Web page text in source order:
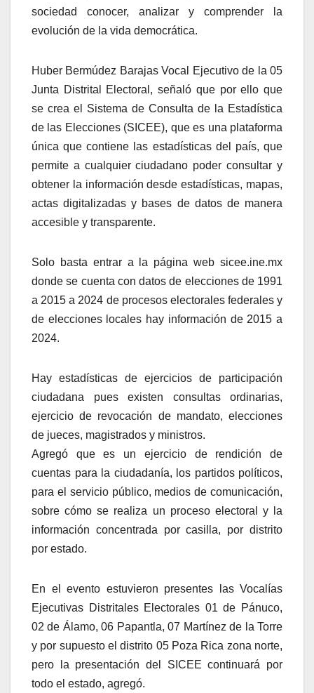
sociedad conocer, analizar y comprender la
evolución de la vida democrática.
Huber Bermúdez Barajas Vocal Ejecutivo de la 05
Junta Distrital Electoral, señaló que por ello que
se crea el Sistema de Consulta de la Estadística
de las Elecciones (SICEE), que es una plataforma
única que contiene las estadísticas del país, que
permite a cualquier ciudadano poder consultar y
obtener la información desde estadísticas, mapas,
actas digitalizadas y bases de datos de manera
accesible y transparente.
Solo basta entrar a la página web sicee.ine.mx
donde se cuenta con datos de elecciones de 1991
a 2015 a 2024 de procesos electorales federales y
de elecciones locales hay información de 2015 a
2024.
Hay estadísticas de ejercicios de participación
ciudadana pues existen consultas ordinarias,
ejercicio de revocación de mandato, elecciones
de jueces, magistrados y ministros.
Agregó que es un ejercicio de rendición de
cuentas para la ciudadanía, los partidos políticos,
para el servicio público, medios de comunicación,
sobre cómo se realiza un proceso electoral y la
información concentrada por casilla, por distrito
por estado.
En el evento estuvieron presentes las Vocalías
Ejecutivas Distritales Electorales 01 de Pánuco,
02 de Álamo, 06 Papantla, 07 Martínez de la Torre
y por supuesto el distrito 05 Poza Rica zona norte,
pero la presentación del SICEE continuará por
todo el estado, agregó.